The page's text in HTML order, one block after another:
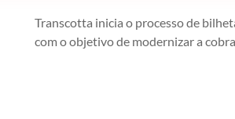
Transcotta inicia o processo de
com o objetivo de modernizar a